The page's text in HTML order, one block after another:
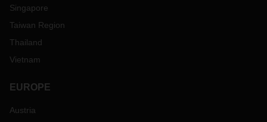
Singapore
Taiwan Region
Thailand
Vietnam
EUROPE
Austria